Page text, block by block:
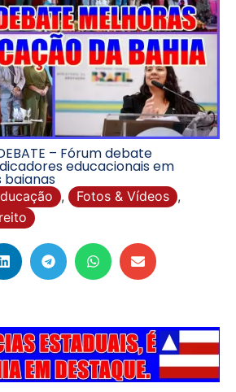
– Fórum debate
educacionais em
baianas
, Fotos & Vídeos ,